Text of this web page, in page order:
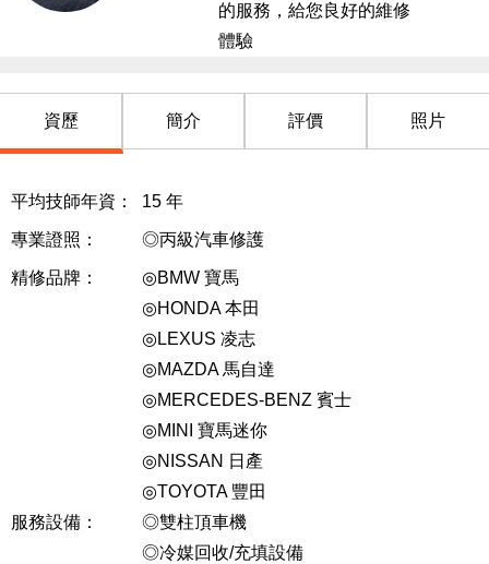
的服務，給您良好的維修
體驗
資歷 簡介 評價 照片
平均技師年資： 15 年
專業證照： ◎丙級汽車修護
精修品牌：
◎BMW 寶馬
◎HONDA 本田
◎LEXUS 凌志
◎MAZDA 馬自達
◎MERCEDES-BENZ 賓士
◎MINI 寶馬迷你
◎NISSAN 日產
◎TOYOTA 豐田
服務設備：
◎雙柱頂車機
◎冷媒回收/充填設備